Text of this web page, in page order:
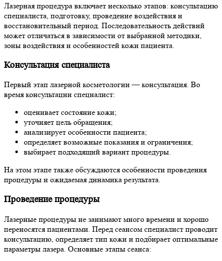
Лазерная процедура включает несколько этапов: консультацию
специалиста, подготовку, проведение воздействия и
восстановительный период. Последовательность действий
может отличаться в зависимости от выбранной методики,
зоны воздействия и особенностей кожи пациента.
Консультация специалиста
Первый этап лазерной косметологии — консультация. Во
время консультации специалист:
оценивает состояние кожи;
уточняет цель обращения;
анализирует особенности пациента;
определяет возможные показания и ограничения;
выбирает подходящий вариант процедуры.
На этом этапе также обсуждаются особенности проведения
процедуры и ожидаемая динамика результата.
Проведение процедуры
Лазерные процедуры не занимают много времени и хорошо
переносятся пациентами. Перед сеансом специалист проводит
консультацию, определяет тип кожи и подбирает оптимальные
параметры лазера. Основные этапы сеанса: